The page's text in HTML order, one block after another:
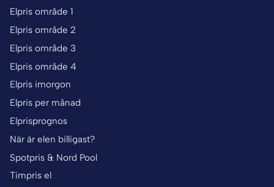
Elpris område 1
Elpris område 2
Elpris område 3
Elpris område 4
Elpris imorgon
Elpris per månad
Elprisprognos
När är elen billigast?
Spotpris & Nord Pool
Timpris el